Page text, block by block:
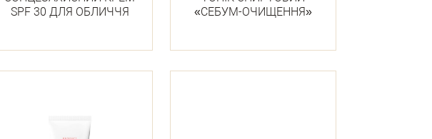
SPF 30 ДЛЯ ОБЛИЧЧЯ
«СЕБУМ-ОЧИЩЕННЯ»